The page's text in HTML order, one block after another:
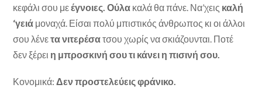
κεφάλι σου μεέγνοιες. Ούλα καλά θα πάνε. Να’χεις καλή
‘γειά μοναχά. Είσαι πολύ μπιστικός άνθρωπος κι οι άλλοι
σου λένετα νιτερέσατσου χωρίς να σκιάζουνται. Ποτέ
δεν ξέρει η μπροσκινή σου τι κάνει η πισινή σου.
Κονομικά:Δεν προστελεύεις φράνικο.